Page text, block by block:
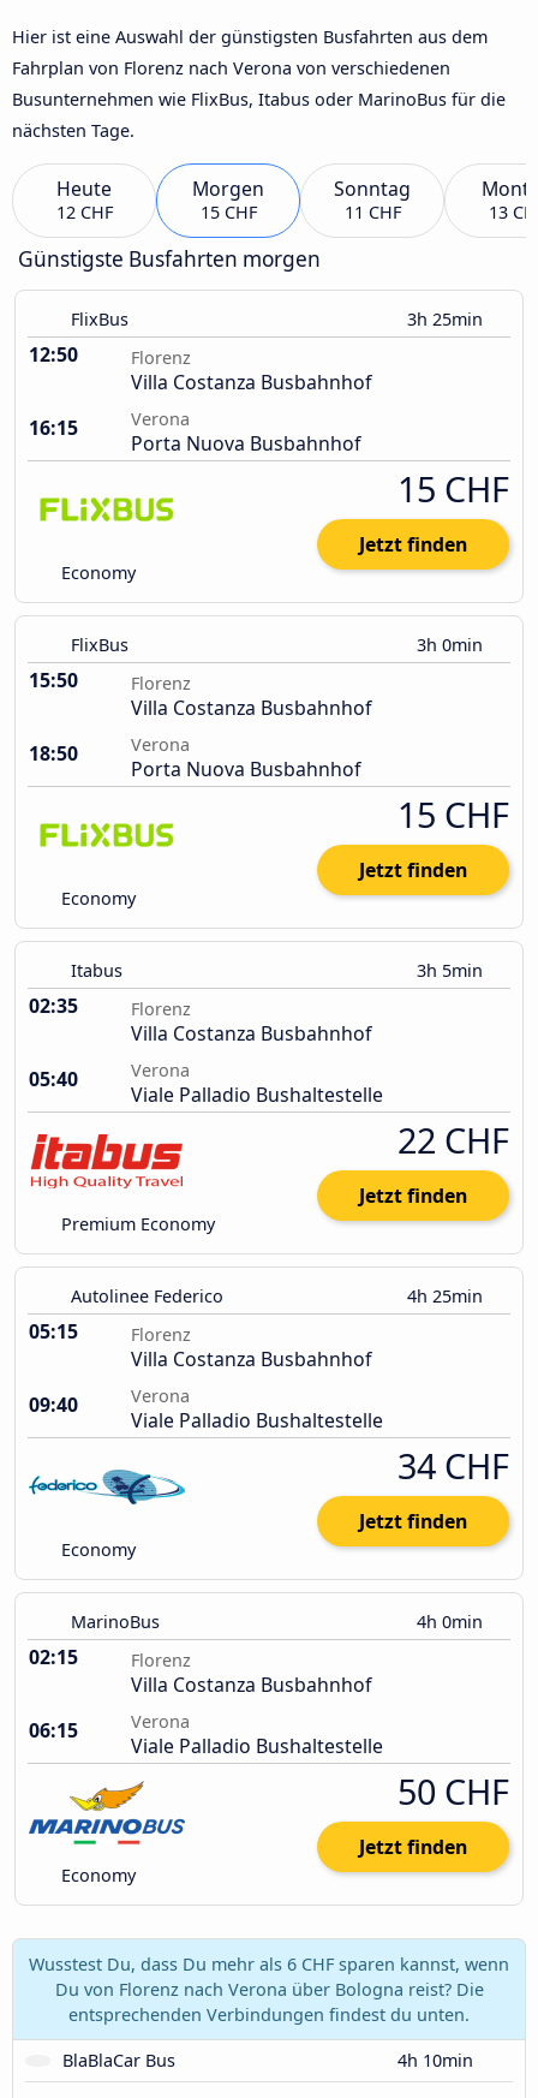
Hier ist eine Auswahl der günstigsten Busfahrten aus dem
Fahrplan von Florenz nach Verona von verschiedenen
Busunternehmen wie FlixBus, Itabus oder MarinoBus für die
nächsten Tage.
Heute
12 CHF
Morgen
15 CHF
Sonntag
11 CHF 13
Günstigste Busfahrten morgen
FlixBus 3h 25min
12:50 Florenz
Villa Costanza Busbahnhof
16:15
Verona
Porta Nuova Busbahnhof
Economy
15 CHF
Jetzt finden
FlixBus 3h 0min
15:50 Florenz
Villa Costanza Busbahnhof
18:50
Verona
Porta Nuova Busbahnhof
Economy
15 CHF
Jetzt finden
Itabus 3h 5min
02:35 Florenz
Villa Costanza Busbahnhof
05:40
Verona
Viale Palladio Bushaltestelle
Premium Economy
22 CHF
Jetzt finden
Autolinee Federico 4h 25min
05:15 Florenz
Villa Costanza Busbahnhof
09:40
Verona
Viale Palladio Bushaltestelle
Economy
34 CHF
Jetzt finden
MarinoBus 4h 0min
02:15 Florenz
Villa Costanza Busbahnhof
06:15
Verona
Viale Palladio Bushaltestelle
Economy
50 CHF
Jetzt finden
Wusstest Du, dass Du mehr als 6 CHF sparen kannst, wenn
Du von Florenz nach Verona über Bologna reist? Die
entsprechenden Verbindungen findest du unten.
BlaBlaCar Bus
4h 10min